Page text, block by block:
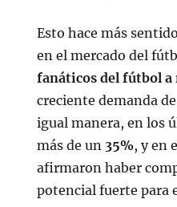
Esto hace más
en el mercado del
fanáticos del fútbol
creciente demanda
igual manera, en los
más de un 35%, y en
afirmaron haber
potencial fuerte para